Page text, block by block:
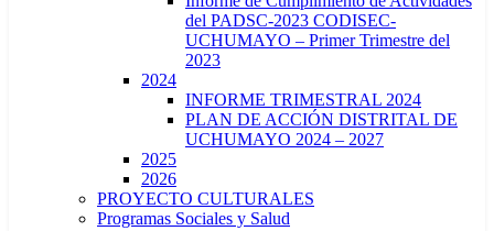
del PADSC-2023 CODISEC-
UCHUMAYO – Primer Trimestre del
2023
2024
INFORME TRIMESTRAL 2024
PLAN DE ACCIÓN DISTRITAL DE
UCHUMAYO 2024 – 2027
2025
2026
PROYECTO CULTURALES
Programas Sociales y Salud